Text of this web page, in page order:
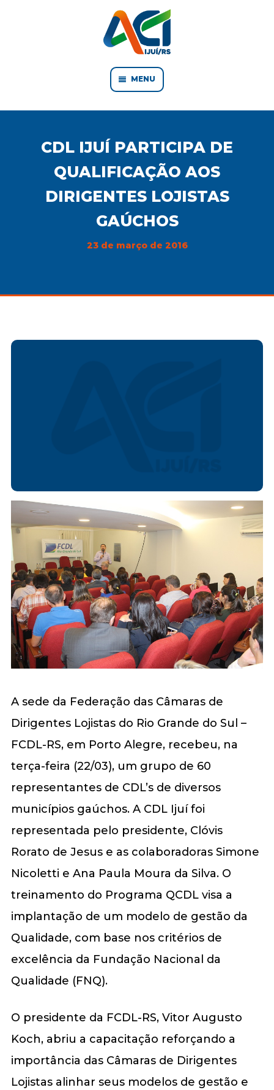
MENU
CDL IJUÍ PARTICIPA DE
QUALIFICAÇÃO AOS
DIRIGENTES LOJISTAS
GAÚCHOS
23 de março de 2016
A sede da Federação das Câmaras de
Dirigentes Lojistas do Rio Grande do Sul –
FCDL-RS, em Porto Alegre, recebeu, na
terça-feira (22/03), um grupo de 60
representantes de CDL’s de diversos
municípios gaúchos. A CDL Ijuí foi
representada pelo presidente, Clóvis
Rorato de Jesus e as colaboradoras Simone
Nicoletti e Ana Paula Moura da Silva. O
treinamento do Programa QCDL visa a
implantação de um modelo de gestão da
Qualidade, com base nos critérios de
excelência da Fundação Nacional da
Qualidade (FNQ).
O presidente da FCDL-RS, Vitor Augusto
Koch, abriu a capacitação reforçando a
importância das Câmaras de Dirigentes
Lojistas alinhar seus modelos de gestão e